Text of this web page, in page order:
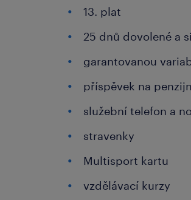
13. plat
25 dnů dovolené a
garantovanou
příspěvek na
služební telefon a
stravenky
Multisport kartu
vzdělávací kurzy